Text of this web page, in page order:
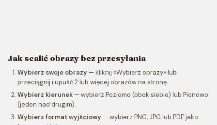
Jak scalić obrazy bez przesyłania
Wybierz swoje obrazy — kliknij «Wybierz obrazy» lub
przeciągnij i upuść 2 lub więcej obrazów na stronę.
Wybierz kierunek — wybierz Poziomo (obok siebie) lub Pionowo
(jeden nad drugim).
Wybierz format wyjściowy — wybierz PNG, JPG lub PDF jako